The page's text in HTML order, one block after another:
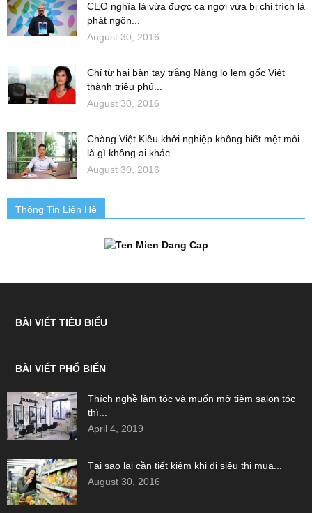
CEO nghĩa là vừa được ca ngợi vừa bị chỉ trích là
phát ngôn...
August 30, 2016
Chỉ từ hai bàn tay trắng Nàng lọ lem gốc Việt
thành triệu phú...
August 30, 2016
Chàng Việt Kiều khởi nghiệp không biết mệt mỏi
là gì không ai khác...
August 30, 2016
Thông Tin Liên Hệ
BÀI VIẾT TIÊU BIỂU
BÀI VIẾT PHỔ BIẾN
Thích nghề làm tóc và muốn mở tiệm salon tóc
thì...
April 4, 2019
Tại sao lại cần tiết kiệm khi đi siêu thị mua...
August 30, 2016